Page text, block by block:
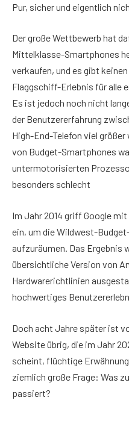
Pur, sicher und eigentlich
Der große Wettbewerb hat
Mittelklasse-Smartphones
verkaufen, und es gibt
Flaggschiff-Erlebnis für alle
Es ist jedoch noch nicht
der Benutzererfahrung
High-End-Telefon viel
von Budget-Smartphones
untermotorisierten
besonders schlecht
Im Jahr 2014 griff Google mit
ein, um die Wildwest-
aufzuräumen. Das Ergebnis
übersichtliche Version von
Hardwarerichtlinien
hochwertiges
Doch acht Jahre später ist
Website übrig, die im Jahr
scheint, flüchtige
ziemlich große Frage: Was
passiert?